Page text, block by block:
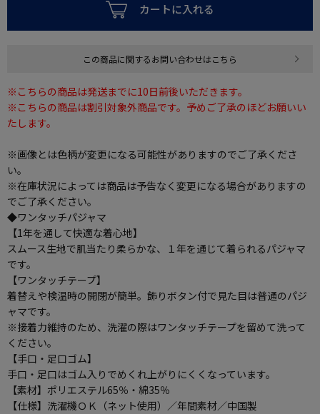
カートに入れる
この商品に関するお問い合わせはこちら
※こちらの商品は発送までに10日前後いただきます。
※こちらの商品は割引対象外商品です。予めご了承のほどお願いい
たします。
※画像とは色柄が変更になる可能性がありますのでご了承くださ
い。
※在庫状況によっては商品は予告なく変更になる場合がありますの
でご了承ください。
◆ワンタッチパジャマ
【1年を通して快適な着心地】
スムース生地で肌当たり柔らかな、１年を通じて着られるパジャマ
です。
【ワンタッチテープ】
着替えや検温時の開閉が簡単。飾りボタン付で見た目は普通のパジ
ャマです。
※接着力維持のため、洗濯の際はワンタッチテープを留めて洗って
ください。
【手口・足口ゴム】
手口・足口はゴム入りでめくれ上がりにくくなっています。
【素材】ポリエステル65％・綿35％
【仕様】洗濯機ＯＫ（ネット使用）／年間素材／中国製